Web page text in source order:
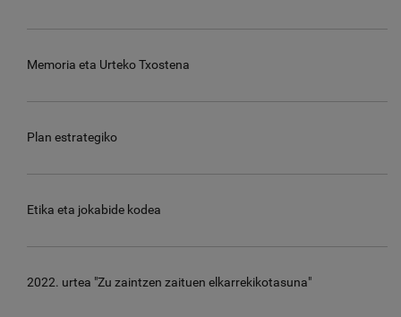
Memoria eta Urteko Txostena
Plan estrategiko
Etika eta jokabide kodea
2022. urtea "Zu zaintzen zaituen elkarrekikotasuna"